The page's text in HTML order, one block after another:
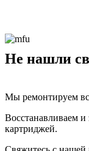
Не нашли
Мы ремонтируем
Восстанавливаем и
картриджей.